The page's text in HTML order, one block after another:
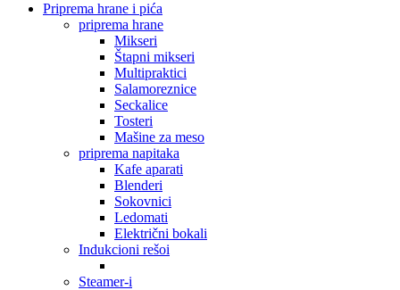
Priprema hrane i pića
priprema hrane
Mikseri
Štapni mikseri
Multipraktici
Salamoreznice
Seckalice
Tosteri
Mašine za meso
priprema napitaka
Kafe aparati
Blenderi
Sokovnici
Ledomati
Električni bokali
Indukcioni rešoi
Steamer-i